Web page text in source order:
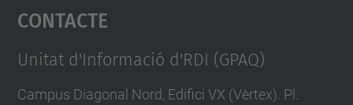
powered by
Contacte
Unitat d'Informació d'RDI (GPAQ)
Campus Diagonal Nord, Edifici VX (Vèrtex). Pl.